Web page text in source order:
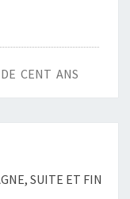
CENT ANS
SUITE ET FIN